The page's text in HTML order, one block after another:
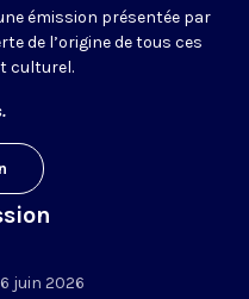
émission présentée par
de l’origine de tous ces
culturel.
juin 2026